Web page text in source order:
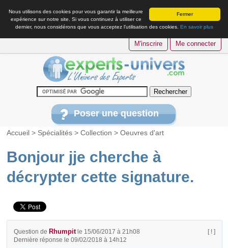
Fermer
Nous utilisons des cookies pour vous garantir la meilleure
expérience sur notre site. Si vous continuez à utiliser ce
dernier, nous considérons que vous acceptez l’utilisation des cookies. En savoir plus
M'inscrire Me connecter
Poser une question
Accueil > Spécialités >Collection >Oeuvres d'art
Bonjour jje cherche à
décrypter cette signature.
Question de Rhumpitle 15/06/2017 à 21h08
Dernière réponse le 09/02/2018 à 14h12
[ ! ]